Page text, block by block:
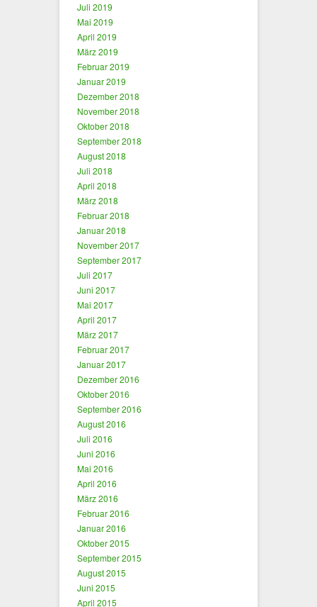
Juli 2019
Mai 2019
April 2019
März 2019
Februar 2019
Januar 2019
Dezember 2018
November 2018
Oktober 2018
September 2018
August 2018
Juli 2018
April 2018
März 2018
Februar 2018
Januar 2018
November 2017
September 2017
Juli 2017
Juni 2017
Mai 2017
April 2017
März 2017
Februar 2017
Januar 2017
Dezember 2016
Oktober 2016
September 2016
August 2016
Juli 2016
Juni 2016
Mai 2016
April 2016
März 2016
Februar 2016
Januar 2016
Oktober 2015
September 2015
August 2015
Juni 2015
April 2015